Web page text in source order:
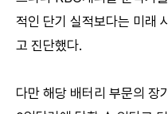
적인 단기 실적보다는 미래
고 진단했다.
다만 해당 배터리 부문의 장